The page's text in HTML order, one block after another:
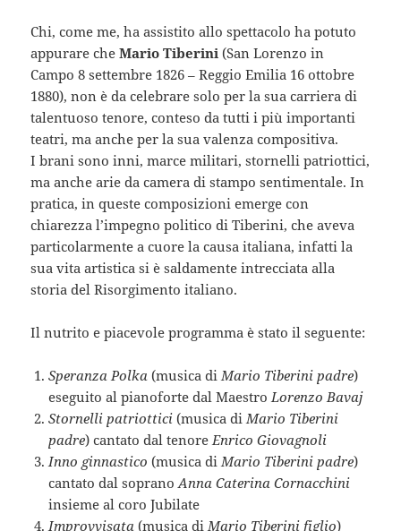
Chi, come me, ha assistito allo spettacolo ha potuto
appurare cheMario Tiberini (San Lorenzo in
Campo 8 settembre 1826 – Reggio Emilia 16 ottobre
1880), non è da celebrare solo per la sua carriera di
talentuoso tenore, conteso da tutti i più importanti
teatri, ma anche per la sua valenza compositiva.
I brani sono inni, marce militari, stornelli patriottici,
ma anche arie da camera di stampo sentimentale. In
pratica, in queste composizioni emerge con
chiarezza l’impegno politico di Tiberini, che aveva
particolarmente a cuore la causa italiana, infatti la
sua vita artistica si è saldamente intrecciata alla
storia del Risorgimento italiano.
Il nutrito e piacevole programma è stato il seguente:
Speranza Polka (musica di Mario Tiberini padre)
eseguito al pianoforte dal Maestro Lorenzo Bavaj
Stornelli patriottici (musica di Mario Tiberini
padre) cantato dal tenore Enrico Giovagnoli
Inno ginnastico (musica di Mario Tiberini padre)
cantato dal sopranoAnna Caterina Cornacchini
insieme al coro Jubilate
Improvvisata(musica di Mario Tiberini figlio)